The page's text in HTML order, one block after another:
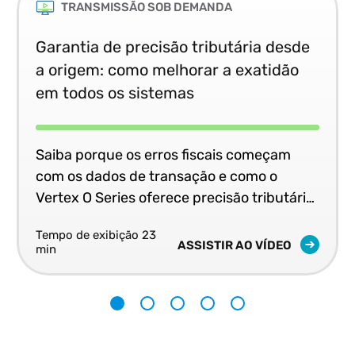
TRANSMISSÃO SOB DEMANDA
Garantia de precisão tributária desde
a origem: como melhorar a exatidão
em todos os sistemas
Saiba porque os erros fiscais começam
com os dados de transação e como o
Vertex O Series oferece precisão tributária
seus sistemas de negócios.
Tempo de exibição 23
min
ASSISTIR AO VÍDEO